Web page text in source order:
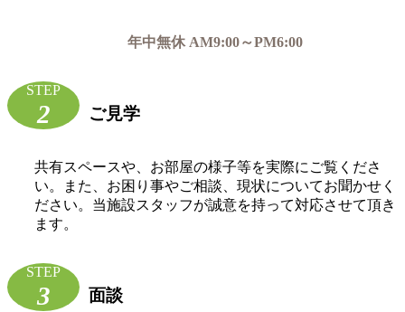
年中無休 AM9:00～PM6:00
STEP
2 ご見学
共有スペースや、お部屋の様子等を実際にご覧くださ
い。また、お困り事やご相談、現状についてお聞かせく
ださい。当施設スタッフが誠意を持って対応させて頂き
ます。
STEP
3 面談